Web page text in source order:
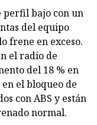
perfil bajo con un
del equipo
frene en exceso.
el radio de
del 18 % en
el bloqueo de
con ABS y están
normal.